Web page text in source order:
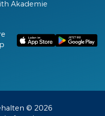
Akademie
© 2026